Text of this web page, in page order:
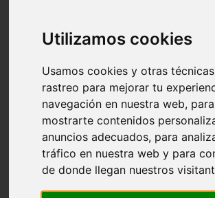
Utilizamos cookies
Usamos cookies y otras
rastreo para mejorar tu
navegación en nuestra web, para
mostrarte contenidos
anuncios adecuados, para
tráfico en nuestra web y para
de donde llegan nuestros
Santa-cruz-de-tenerife - los-llanos-de-
Cantabria - suances
Granada - monachil
Huesca - isábena
Huesca - alquézar
Huesca - castejón-de-sos
Sevilla - marinaleda
Córdoba - almedinilla
Navarra - zangoza
Cantabria - arenas-de-iguña
Barcelona - la-pobla-de-lillet